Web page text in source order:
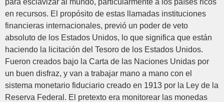
para esclavizar al mundo, particularmente a los países ricos
en recursos. El propósito de estas llamadas instituciones
financieras internacionales, previó un poder de veto
absoluto de los Estados Unidos, lo que significa que están
haciendo la licitación del Tesoro de los Estados Unidos.
Fueron creados bajo la Carta de las Naciones Unidas por
un buen disfraz, y van a trabajar mano a mano con el
sistema monetario fiduciario creado en 1913 por la Ley de la
Reserva Federal. El pretexto era monitorear las monedas